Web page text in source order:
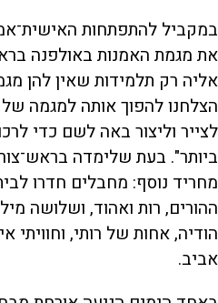
במקביל להתפתחות
את מגמת האמנות באולפנה
אליה רק תלמידות שאין להן
הצלחנו להפוך אותה למגמה
לצייר וליצור באה לשם כדי
ביותר". בעת שלימדה
מחריד נוסף: מחבלים חדרו
ההורים, רות ואהוד, ושלושה
הודיה, אחות של רותי,
אביב.